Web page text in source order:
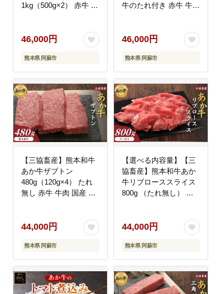
1kg（500g×2） 赤牛 牛
贈答用 豪華 おかず 手
軽 ご褒美 お祝い 人気
晩ご飯 焼くだけ 熊本県
阿蘇市
46,000円
熊本県 阿蘇市
牛のたれ付き 赤牛 牛肉
豪華 おかず 手軽 ご褒
美 お祝い 人気 晩ご飯
焼くだけ 熊本県 阿蘇市
46,000円
熊本県 阿蘇市
【三協畜産】熊本和牛
あか牛ザブトン
480g（120g×4） たれ
無し 赤牛 牛肉 国産 お
かず 手軽 ご褒美 お祝
い 人気 晩ご飯 焼くだ
け 熊本県 阿蘇市
44,000円
熊本県 阿蘇市
【選べる内容量】【三
協畜産】熊本和牛あか
牛リブローススライス
800g （たれ無し） 赤
贈答用 豪華 おかず 手
軽 ご褒美 お祝い 人気
晩ご飯 焼くだけ 熊本県
阿蘇市
44,000円
熊本県 阿蘇市